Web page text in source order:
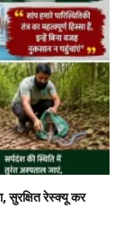
सुरक्षित रेस्क्यू कर